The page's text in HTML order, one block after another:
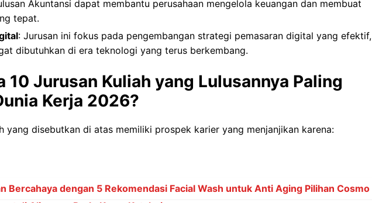
Akuntansi dapat membantu perusahaan mengelola keuangan dan membuat
tepat.
: Jurusan ini fokus pada pengembangan strategi pemasaran digital yang efektif,
dibutuhkan di era teknologi yang terus berkembang.
10 Jurusan Kuliah yang Lulusannya Paling
Kerja 2026?
yang disebutkan di atas memiliki prospek karier yang menjanjikan karena:
Bercahaya dengan 5 Rekomendasi Facial Wash untuk Anti Aging Pilihan Cosmo